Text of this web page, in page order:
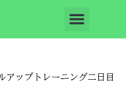
ップトレーニング二日目